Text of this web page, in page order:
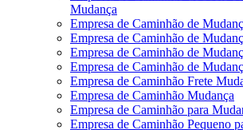
Mudança
Empresa de Caminhão de
Empresa de Caminhão de
Empresa de Caminhão de
Empresa de Caminhão de
Empresa de Caminhão Frete
Empresa de Caminhão Mudança
Empresa de Caminhão para
Empresa de Caminhão Pequeno